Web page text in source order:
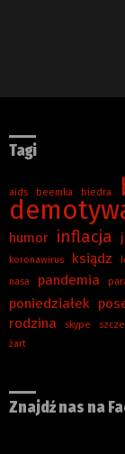
Tagi
aids beemka biedra
humor inflacja
koronawirus ksiądz
nasa pandemia
poniedziałek
rodzina skype
żart
Znajdź nas na